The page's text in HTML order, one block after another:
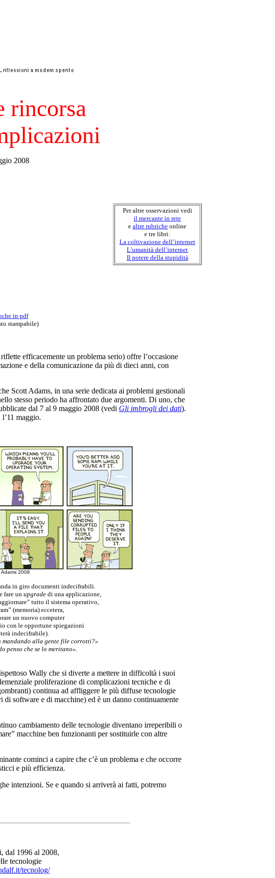
rincorsa
2008
Per altre osservazioni vedi
il mercante in rete
e altre rubriche online
e tre libri:
La coltivazione dell’internet
L’umanità dell’internet
Il potere della stupidità
in pdf
stampabile)
efficacemente un problema serio) offre l’occasione
e della comunicazione da più di dieci anni, con
Scott Adams, in una serie dedicata ai problemi gestionali
stesso periodo ha affrontato due argomenti. Di uno, che
dal 7 al 9 maggio 2008 (vedi Gli imbrogli dei dati).
maggio.
2008
in giro documenti indecifrabili.
fare un upgrade di una applicazione,
tutto il sistema operativo,
(memoria) eccetera,
un nuovo computer
con le opportune spiegazioni
indecifrabile).
mandando alla gente file corrotti?»
penso che se lo meritano».
Wally che si diverte a mettere in difficoltà i suoi
proliferazione di complicazioni tecniche e di
continua ad affliggere le più diffuse tecnologie
software e di macchine) ed è un danno continuamente
cambiamento delle tecnologie diventano irreperibili o
macchine ben funzionanti per sostituirle con altre
cominci a capire che c’è un problema e che occorre
e più efficienza.
intenzioni. Se e quando si arriverà ai fatti, potremo
dal 1996 al 2008,
tecnologie
tecnolog/